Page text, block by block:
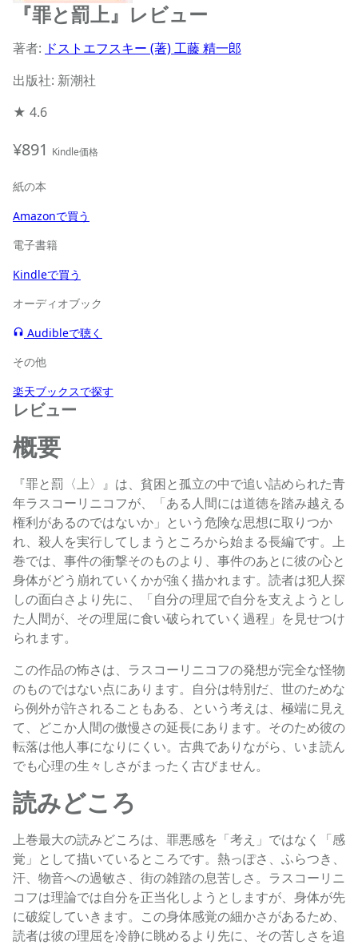
『罪と罰上』レビュー
著者: ドストエフスキー (著) 工藤 精一郎
出版社: 新潮社
★ 4.6
¥891 Kindle価格
紙の本
Amazonで買う
電子書籍
Kindleで買う
オーディオブック
Audibleで聴く
その他
楽天ブックスで探す
レビュー
概要
『罪と罰〈上〉』は、貧困と孤立の中で追い詰められた青
年ラスコーリニコフが、「ある人間には道徳を踏み越える
権利があるのではないか」という危険な思想に取りつか
れ、殺人を実行してしまうところから始まる長編です。上
巻では、事件の衝撃そのものより、事件のあとに彼の心と
身体がどう崩れていくかが強く描かれます。読者は犯人探
しの面白さより先に、「自分の理屈で自分を支えようとし
た人間が、その理屈に食い破られていく過程」を見せつけ
られます。
この作品の怖さは、ラスコーリニコフの発想が完全な怪物
のものではない点にあります。自分は特別だ、世のためな
ら例外が許されることもある、という考えは、極端に見え
て、どこか人間の傲慢さの延長にあります。そのため彼の
転落は他人事になりにくい。古典でありながら、いま読ん
でも心理の生々しさがまったく古びません。
読みどころ
上巻最大の読みどころは、罪悪感を「考え」ではなく「感
覚」として描いているところです。熱っぽさ、ふらつき、
汗、物音への過敏さ、街の雑踏の息苦しさ。ラスコーリニ
コフは理論では自分を正当化しようとしますが、身体が先
に破綻していきます。この身体感覚の細かさがあるため、
読者は彼の理屈を冷静に眺めるより先に、その苦しさを追